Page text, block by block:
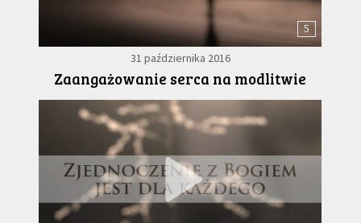
5
31 października 2016
Zaangażowanie serca na modlitwie